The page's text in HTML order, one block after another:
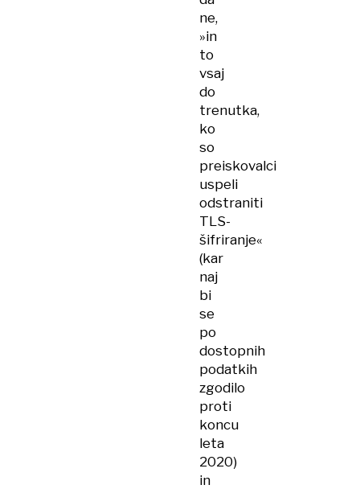
ne,
»in
to
vsaj
do
trenutka,
ko
so
preiskovalci
uspeli
odstraniti
TLS-
šifriranje«
(kar
naj
bi
se
po
dostopnih
podatkih
zgodilo
proti
koncu
leta
2020)
in